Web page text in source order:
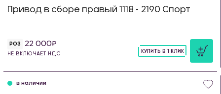
Привод в сборе правый 1118 - 2190 Спорт
РОЗ 22 000
НЕ ВКЛЮЧАЕТ НДС
КУПИТЬ В 1 КЛИК
в наличии